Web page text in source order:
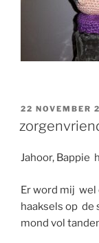
GEPLAATST
22 NOVEMBER
Jahoor, Bappie
Er word mij wel
haaksels op de
mond vol